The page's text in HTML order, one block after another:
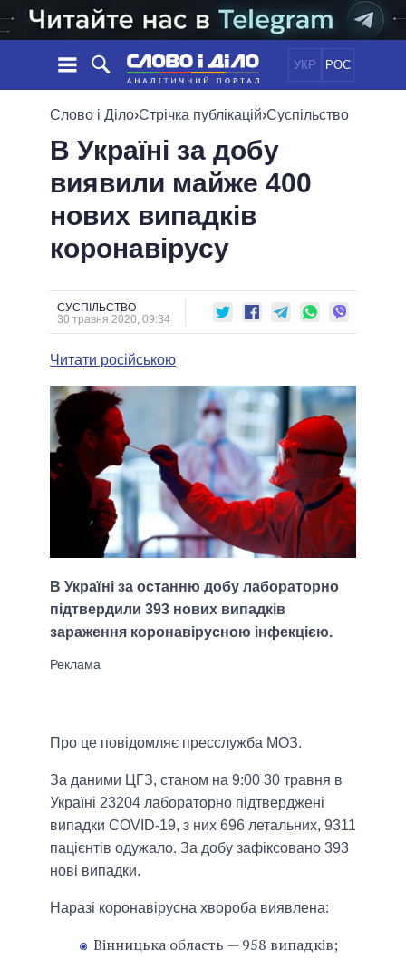
УКР РОС
НОВИНИ
СТРІЧКА
ПОДІЇ
СТАТТІ
ОГЛЯДИ
ДАЙДЖЕСТИ
ПОЛІТИКА
ЕКОНОМІКА
СУСПІЛЬСТВО
СВІТ
ОБIЦЯНКИ
ПОЛIТИКИ
УСІ ПОЛІТИКИ
ПРЕЗИДЕНТ І ОФІС
ВЕРХОВНА РАДА
КАБІНЕТ МІНІСТРІВ
МЕРИ МІСТ
ВСІ ПЕРСОНИ
ІНФОГРАФІКА
ПІДТРИМАТИ
ПОРІВНЯННЯ ПОЛІТИКІВ
Слово і Діло›Стрічка публікацій›Суспільство
В Україні за добу
виявили майже 400
нових випадків
коронавірусу
СУСПІЛЬСТВО
30 травня 2020, 09:34
Читати російською
В Україні за останню добу лабораторно
підтвердили 393 нових випадків
зараження коронавірусною інфекцією.
Про це повідомляє пресслужба МОЗ.
За даними ЦГЗ, станом на 9:00 30 травня в
Україні 23204 лабораторно підтверджені
випадки COVID-19, з них 696 летальних, 9311
пацієнтів одужало. За добу зафіксовано 393
нові випадки.
Наразі коронавірусна хвороба виявлена:
Вінницька область — 958 випадків;